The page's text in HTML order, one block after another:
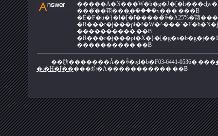
���̑��萔���͈�ؔ����v���܂���B
����������܂��B
����������܂��B
��肪�������Ȃ��ꍇ�ɂ͓d�b�F03-6441-0536�܂���
�t�H�[��
���炲�A�����������܂��B